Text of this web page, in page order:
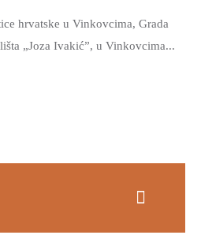
hrvatske u Vinkovcima, Grada
„Joza Ivakić”, u Vinkovcima...